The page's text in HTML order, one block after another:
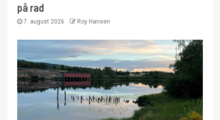
på rad
7. august 2026 Roy Hansen